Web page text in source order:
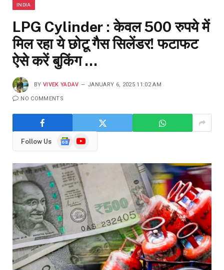
INDIA
LPG Cylinder : केवल 500 रुपये में
मिल रहा ये छोटू गैस सिलेंडर! फटाफट
ऐसे करें बुकिंग …
BY VIVEK YADAV JANUARY 6, 2025 11:02 AM
NO COMMENTS
Follow Us
GoogleYouTube